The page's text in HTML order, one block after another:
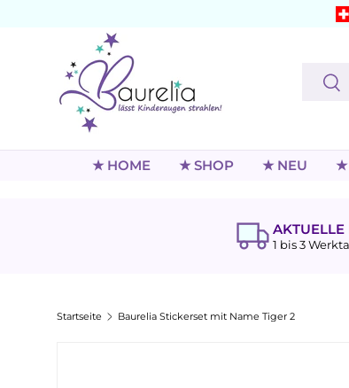
Direkt zum Inhalt
Suchen
★ HOME ★ SHOP ★ NEU ★
AKTUELLE
1 bis 3
Startseite Baurelia Stickerset mit Name Tiger 2